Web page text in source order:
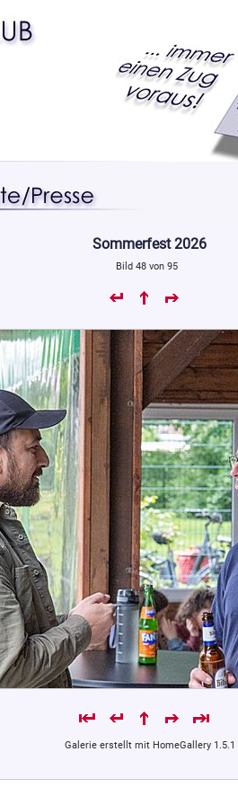
Sommerfest 2026
Bild 48 von 95
Galerie erstellt mit HomeGallery 1.5.1